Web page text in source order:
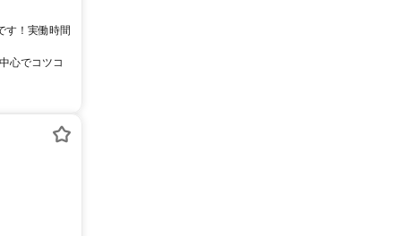
す！実働時間
心でコツコ